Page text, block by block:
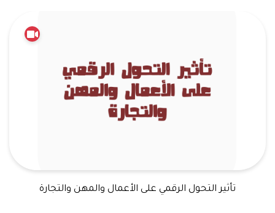
تأثير التحول الرقمي على الأعمال والمهن والتجارة